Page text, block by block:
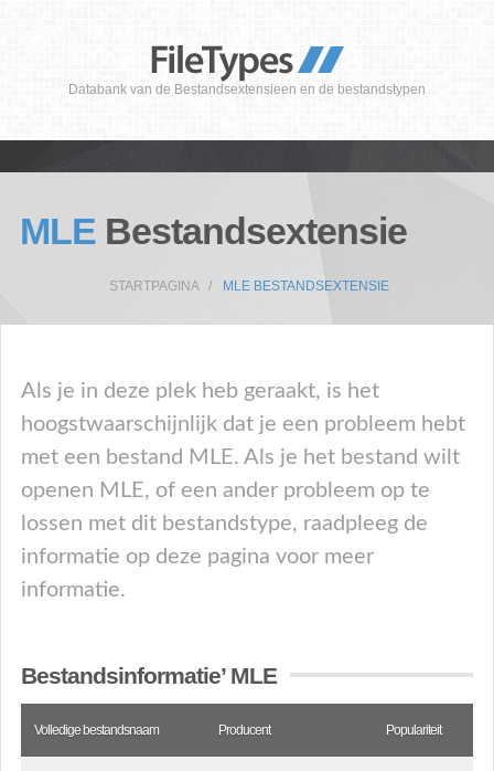
Databank van de Bestandsextensieen en de bestandstypen
MLE Bestandsextensie
STARTPAGINA MLE BESTANDSEXTENSIE
Als je in deze plek heb geraakt, is het
hoogstwaarschijnlijk dat je een probleem hebt
met een bestand MLE. Als je het bestand wilt
openen MLE, of een ander probleem op te
lossen met dit bestandstype, raadpleeg de
informatie op deze pagina voor meer
informatie.
Bestandsinformatie’ MLE
Volledige bestandsnaam Producent Populariteit